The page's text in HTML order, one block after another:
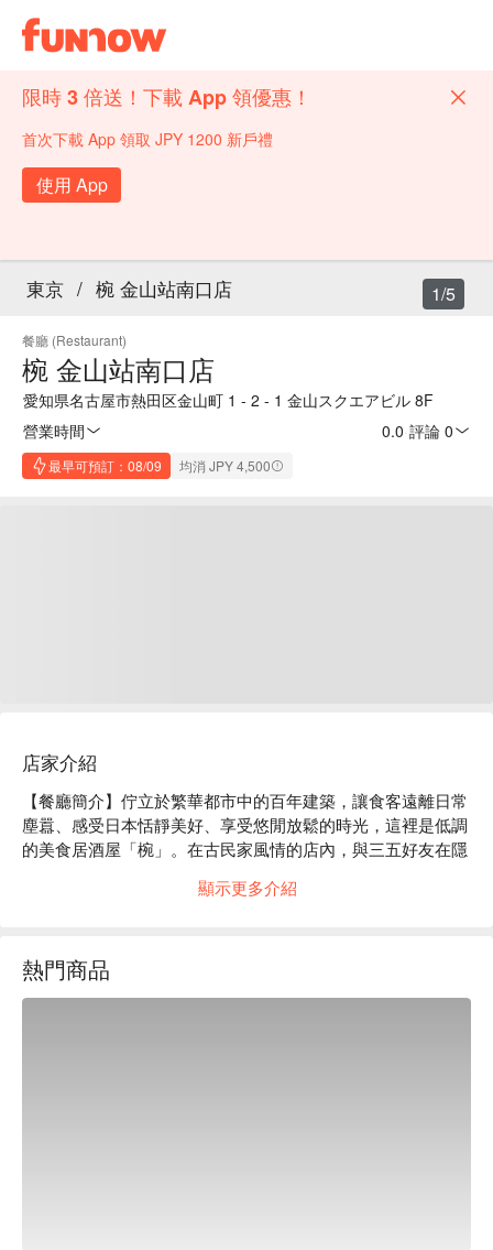
限時 3 倍送！下載 App 領優惠！
首次下載 App 領取 JPY 1200 新戶禮
使用 App
東京 / 椀 金山站南口店
餐廳 (Restaurant)
椀 金山站南口店
愛知県名古屋市熱田区金山町 1 - 2 - 1 金山スクエアビル 8F
營業時間
0.0 評論 0
最早可預訂：08/09 均消 JPY 4,500
1/5
店家介紹
【餐廳簡介】佇立於繁華都市中的百年建築，讓食客遠離日常
塵囂、感受日本恬靜美好、享受悠閒放鬆的時光，這裡是低調
的美食居酒屋「椀」。在古民家風情的店內，與三五好友在隱
【店家氛圍】「美食居酒屋 椀」的裝潢概念是營造出 “ 100 年
間。在匠人精心設計的沈穩日式氛圍中，以美酒佳餚招待來
客、帶您品味日常之美。此外，如同店名「椀」（碗）一樣，
顯示更多介紹
熱門商品